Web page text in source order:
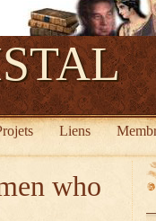
Liens
who